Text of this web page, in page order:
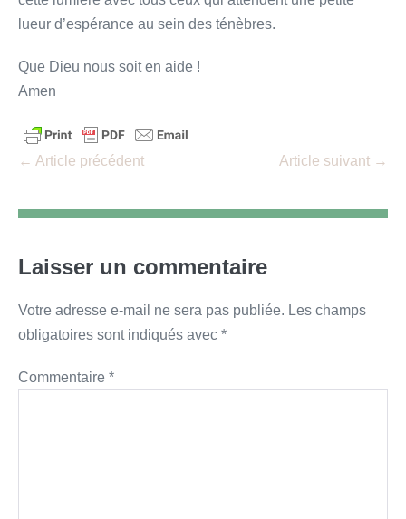
lueur d’espérance au sein des ténèbres.
Que Dieu nous soit en aide !
Amen
Navigation
← Article précédent Article suivant →
Laisser un commentaire
Votre adresse e-mail ne sera pas publiée. Les champs
obligatoires sont indiqués avec *
Commentaire *